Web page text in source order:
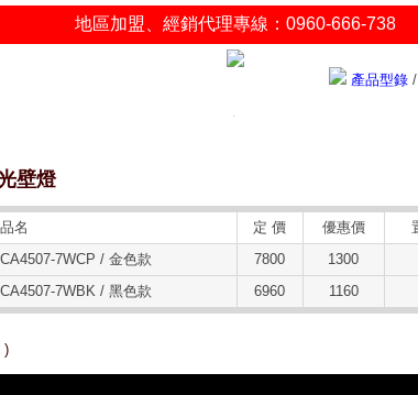
地區加盟 經銷代理專線：0960-666-738
產品型錄 /
壁燈
品名
定 價 優惠價
CA4507-7WCP / 金色款 7800
1300
CA4507-7WBK / 黑色款 6960 1160
)